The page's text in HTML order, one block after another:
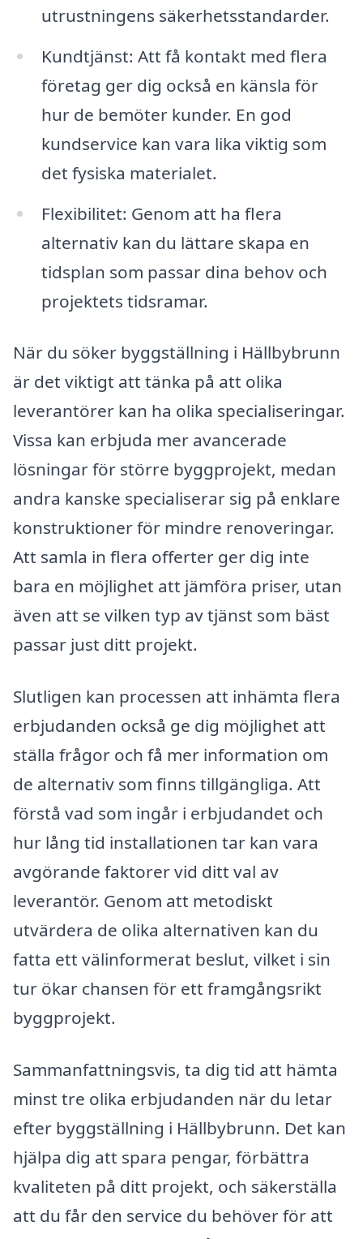
utrustningens säkerhetsstandarder.
Kundtjänst: Att få kontakt med flera
företag ger dig också en känsla för
hur de bemöter kunder. En god
kundservice kan vara lika viktig som
det fysiska materialet.
Flexibilitet: Genom att ha flera
alternativ kan du lättare skapa en
tidsplan som passar dina behov och
projektets tidsramar.
När du söker byggställning i Hällbybrunn
är det viktigt att tänka på att olika
leverantörer kan ha olika specialiseringar.
Vissa kan erbjuda mer avancerade
lösningar för större byggprojekt, medan
andra kanske specialiserar sig på enklare
konstruktioner för mindre renoveringar.
Att samla in flera offerter ger dig inte
bara en möjlighet att jämföra priser, utan
även att se vilken typ av tjänst som bäst
passar just ditt projekt.
Slutligen kan processen att inhämta flera
erbjudanden också ge dig möjlighet att
ställa frågor och få mer information om
de alternativ som finns tillgängliga. Att
förstå vad som ingår i erbjudandet och
hur lång tid installationen tar kan vara
avgörande faktorer vid ditt val av
leverantör. Genom att metodiskt
utvärdera de olika alternativen kan du
fatta ett välinformerat beslut, vilket i sin
tur ökar chansen för ett framgångsrikt
byggprojekt.
Sammanfattningsvis, ta dig tid att hämta
minst tre olika erbjudanden när du letar
efter byggställning i Hällbybrunn. Det kan
hjälpa dig att spara pengar, förbättra
kvaliteten på ditt projekt, och säkerställa
att du får den service du behöver för att